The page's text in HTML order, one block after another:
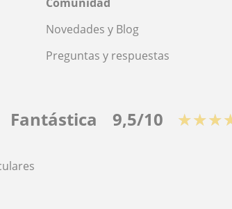
Novedades y Blog
Preguntas y respuestas
Fantástica 9,5/10